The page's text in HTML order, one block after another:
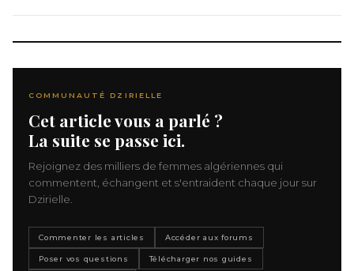
COMMUNAUTÉ DZIRIELLE
Cet article vous a parlé ?
La suite se passe ici.
Rejoignez des milliers de femmes algériennes qui
commentent, échangent et s'entraident chaque jour sur
Dzirielle.
Commenter les articles Accéder aux forums
Poser vos questions Télécharger nos guides